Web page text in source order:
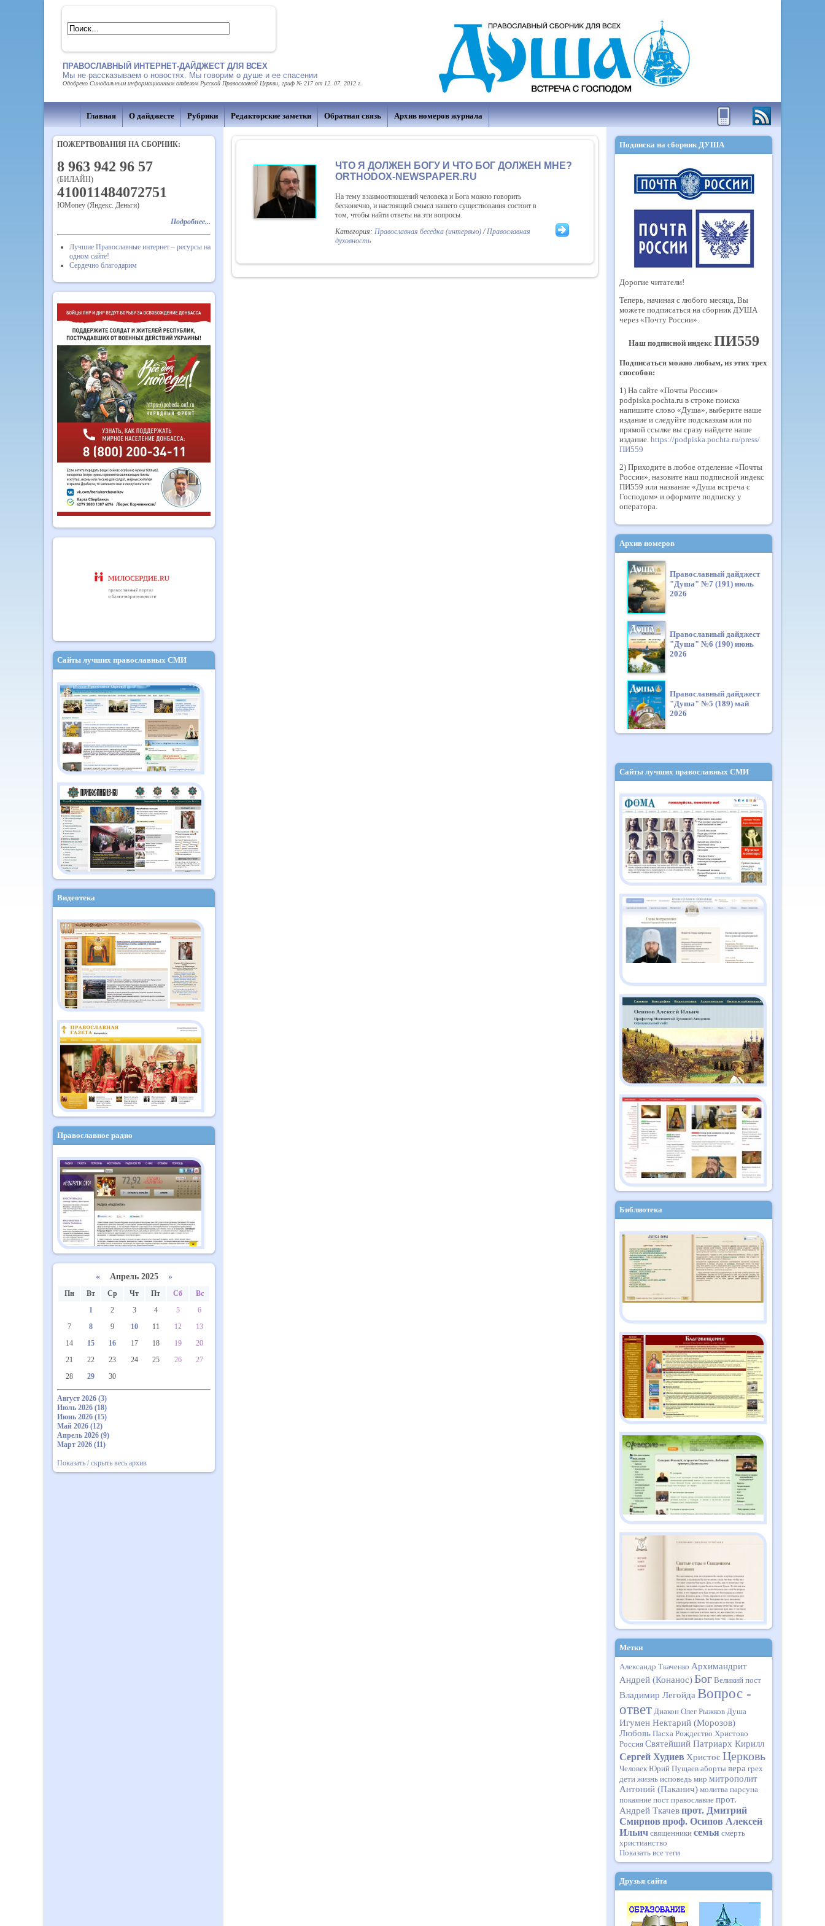
ПРАВОСЛАВНЫЙ ИНТЕРНЕТ-ДАЙДЖЕСТ ДЛЯ ВСЕХ
Мы не рассказываем о новостях. Мы говорим о душе и ее спасении
Одобрено Синодальным информационным отделом Русской Православной Церкви, гриф № 217 от 12. 07. 2012 г.
Главная О дайджесте Рубрики Редакторские заметки Обратная связь Архив номеров журнала
ПОЖЕРТВОВАНИЯ НА СБОРНИК:
8 963 942 96 57
(БИЛАЙН)
410011484072751
ЮMoney (Яндекс. Деньги)
Подробнее...
Лучшие Православные интернет – ресурсы на
одном сайте!
Сердечно благодарим
Сайты лучших православных СМИ
Видеотека
Православное радио
«Апрель 2025 »
Пн Вт Ср Чт Пт Сб
Вс
1
2 3 4 5
6
7
8 9 10 11 12
13
14
15 16 17 18 19
20
21
22 23 24 25 26
27
28
29 30
Август 2026 (3)
Июль 2026 (18)
Июнь 2026 (15)
Май 2026 (12)
Апрель 2026 (9)
Март 2026 (11)
Показать / скрыть весь архив
ЧТО Я ДОЛЖЕН БОГУ И ЧТО БОГ ДОЛЖЕН МНЕ?
ORTHODOX-NEWSPAPER.RU
На тему взаимоотношений человека и Бога можно говорить
бесконечно, и настоящий смысл нашего существования состоит в
том, чтобы найти ответы на эти вопросы.
Категория: Православная беседка (интервью)/Православная
духовность
Подписка на сборник ДУША
Дорогие читатели!
Теперь, начиная с любого месяца, Вы
можете подписаться на сборник ДУША
через «Почту России».
Наш подписной индекс ПИ559
Подписаться можно любым, из этих трех
способов:
1) На сайте «Почты России»
podpiska.pochta.ru в строке поиска
напишите слово «Душа», выберите наше
издание и следуйте подсказкам или по
прямой ссылке вы сразу найдете наше
издание. https://podpiska.pochta.ru/press/
ПИ559
2) Приходите в любое отделение «Почты
России», назовите наш подписной индекс
ПИ559 или название «Душа встреча с
Господом» и оформите подписку у
оператора.
Архив номеров
Православный дайджест
"Душа" №7 (191) июль
2026
Православный дайджест
"Душа" №6 (190) июнь
2026
Православный дайджест
"Душа" №5 (189) май
2026
"Душа" №4 (188) апрель
2026
Православный дайджест
"Душа" №3 (187) март
2026
Православный дайджест
"Душа" №2 (186)
февраль 2026
Православный дайджест
"Душа" №1 (185) январь
Православный дайджест
"Душа" №12 (184)
декабрь 2025
Православный дайджест
"Душа" №11 (183) ноябрь
2025
Православный дайджест
"Душа" №10 (182)
октябрь 2025
Сайты лучших православных СМИ
Библиотека
Метки
Александр Ткаченко Архимандрит
Андрей (Конанос)Бог Великий пост
Владимир ЛегойдаВопрос -
ответ Диакон Олег Рыжков Душа
Игумен Нектарий (Морозов)
Любовь Пасха Рождество Христово
Россия Святейший Патриарх Кирилл
Сергей Худиев Христос Церковь
Человек Юрий Пущаев аборты вера грех
дети жизнь исповедь мир митрополит
Антоний (Паканич) молитва парсуна
покаяние пост православие прот.
Андрей Ткачевпрот. Дмитрий
Смирнов проф. Осипов Алексей
Ильич священники семья смерть
христианство
Показать все теги
Друзья сайта